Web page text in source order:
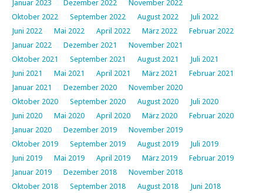
Januar 2023
Dezember 2022
November 2022
Oktober 2022
September 2022 August 2022
Juli 2022
Juni 2022
Mai 2022 April 2022 März 2022
Februar 2022
Januar 2022
Dezember 2021
November 2021
Oktober 2021
September 2021 August 2021
Juli 2021
Juni 2021
Mai 2021 April 2021 März 2021
Februar 2021
Januar 2021
Dezember 2020
November 2020
Oktober 2020
September 2020 August 2020
Juli 2020
Juni 2020
Mai 2020 April 2020 März 2020
Februar 2020
Januar 2020
Dezember 2019
November 2019
Oktober 2019
September 2019 August 2019
Juli 2019
Juni 2019
Mai 2019 April 2019 März 2019
Februar 2019
Januar 2019
Dezember 2018
November 2018
Oktober 2018
September 2018 August 2018
Juni 2018